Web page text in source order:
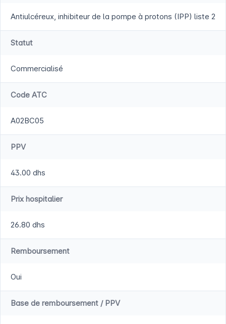
Antiulcéreux, inhibiteur de la pompe à protons (IPP) liste 2
Statut
Commercialisé
Code ATC
A02BC05
PPV
43.00 dhs
Prix hospitalier
26.80 dhs
Remboursement
Oui
Base de remboursement / PPV